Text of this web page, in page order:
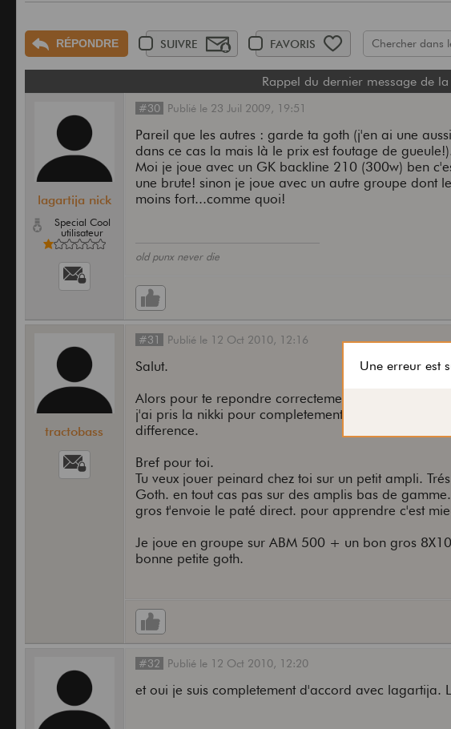
RÉPONDRE SUIVRE FAVORIS
Rappel du dernier message de
lagartija nick
Special Cool
utilisateur
#30 Publié le 23 Juil 2009, 19:51
Pareil que les autres : garde ta goth (j'en ai une
dans ce cas la mais là le prix est foutage de
Moi je joue avec un GK backline 210 (300w) ben
une brute! sinon je joue avec un autre groupe dont
moins fort...comme quoi!
old punx never die
tractobass
#31 Publié le 12 Oct 2010, 12:16
Salut.
Alors pour te repondre correctement. Non ca ne sert
j'ai pris la nikki pour completement changer de
difference.
Bref pour toi.
Tu veux jouer peinard chez toi sur un petit ampli.
Goth. en tout cas pas sur des amplis bas de
gros t'envoie le paté direct. pour apprendre c'est
Je joue en groupe sur ABM 500 + un bon gros
bonne petite goth.
#32 Publié le 12 Oct 2010, 12:20
et oui je suis completement d'accord avec lagartija.